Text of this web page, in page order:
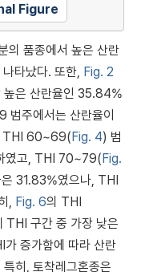
Figure
품종에서 높은 산란
타났다. 또한, Fig. 2
은 산란율인 35.84%
주에서는 산란율이
THI 60~69(Fig. 4) 범
였고, THI 70~79(Fig.
은 31.83%였으나, THI
, Fig. 6의 THI
구간 중 가장 낮은
증가함에 따라 산란
히, 토착레그혼종은